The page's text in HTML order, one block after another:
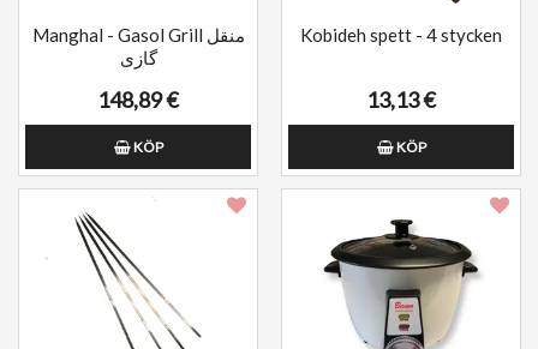
Manghal - Gasol Grill منقل
گازی
148,89 €
KÖP
Kobideh spett - 4 stycken
13,13 €
KÖP